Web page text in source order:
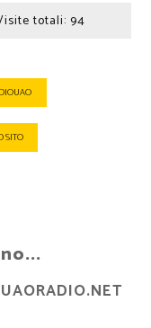
totali: 94
SITO